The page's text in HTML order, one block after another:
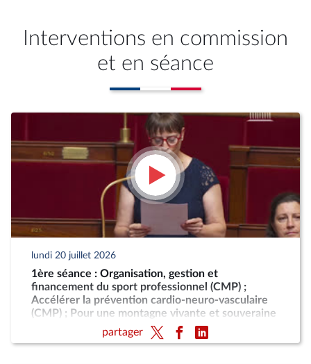
Interventions en commission
et en séance
lundi 20 juillet 2026
1ère séance : Organisation, gestion et
financement du sport professionnel (CMP) ;
Accélérer la prévention cardio-neuro-vasculaire
(CMP) ; Pour une montagne vivante et souveraine
partager